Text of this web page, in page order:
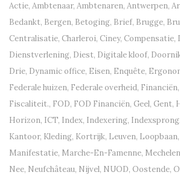
Actie, Ambtenaar, Ambtenaren, Antwerpen,
Bedankt, Bergen, Betoging, Brief, Brugge,
Centralisatie, Charleroi, Ciney, Compensatie,
Dienstverlening, Diest, Digitale kloof,
Drie, Dynamic office, Eisen, Enquête,
Federale huizen, Federale overheid, Financiën,
Fiscaliteit., FOD, FOD Financiën, Geel, Gent,
Horizon, ICT, Index, Indexering, Indexsprong
Kantoor, Kleding, Kortrijk, Leuven, Loopbaan,
Manifestatie, Marche-En-Famenne, Mechelen
Nee, Neufchâteau, Nijvel, NUOD, Oostende,